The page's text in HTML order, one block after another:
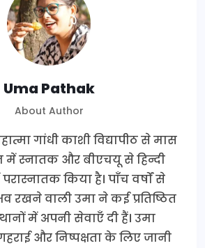
Uma Pathak
About Author
गांधी काशी विद्यापीठ से मास
स्नातक और बीएचयू से हिन्दी
परास्नातक किया है। पाँच वर्षों से
रखने वाली उमा ने कई प्रतिष्ठित
में अपनी सेवाएँ दी हैं। उमा
और निष्पक्षता के लिए जानी